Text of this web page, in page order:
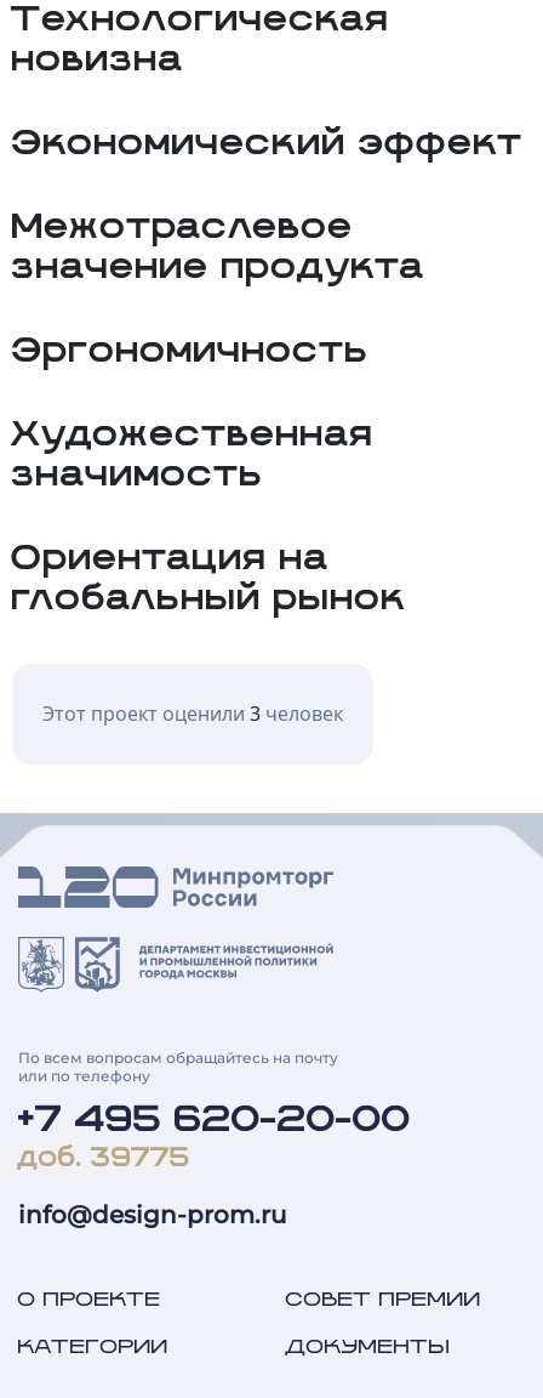
Технологическая
новизна
Экономический эффект
Межотраслевое
значение продукта
Эргономичность
Художественная
значимость
Ориентация на
глобальный рынок
Этот проект оценили 3 человек
По всем вопросам обращайтесь на почту
или по телефону
+7 495 620-20-00
доб. 39775
info@design-prom.ru
О ПРОЕКТЕ
КАТЕГОРИИ
СОВЕТ ПРЕМИИ
ДОКУМЕНТЫ